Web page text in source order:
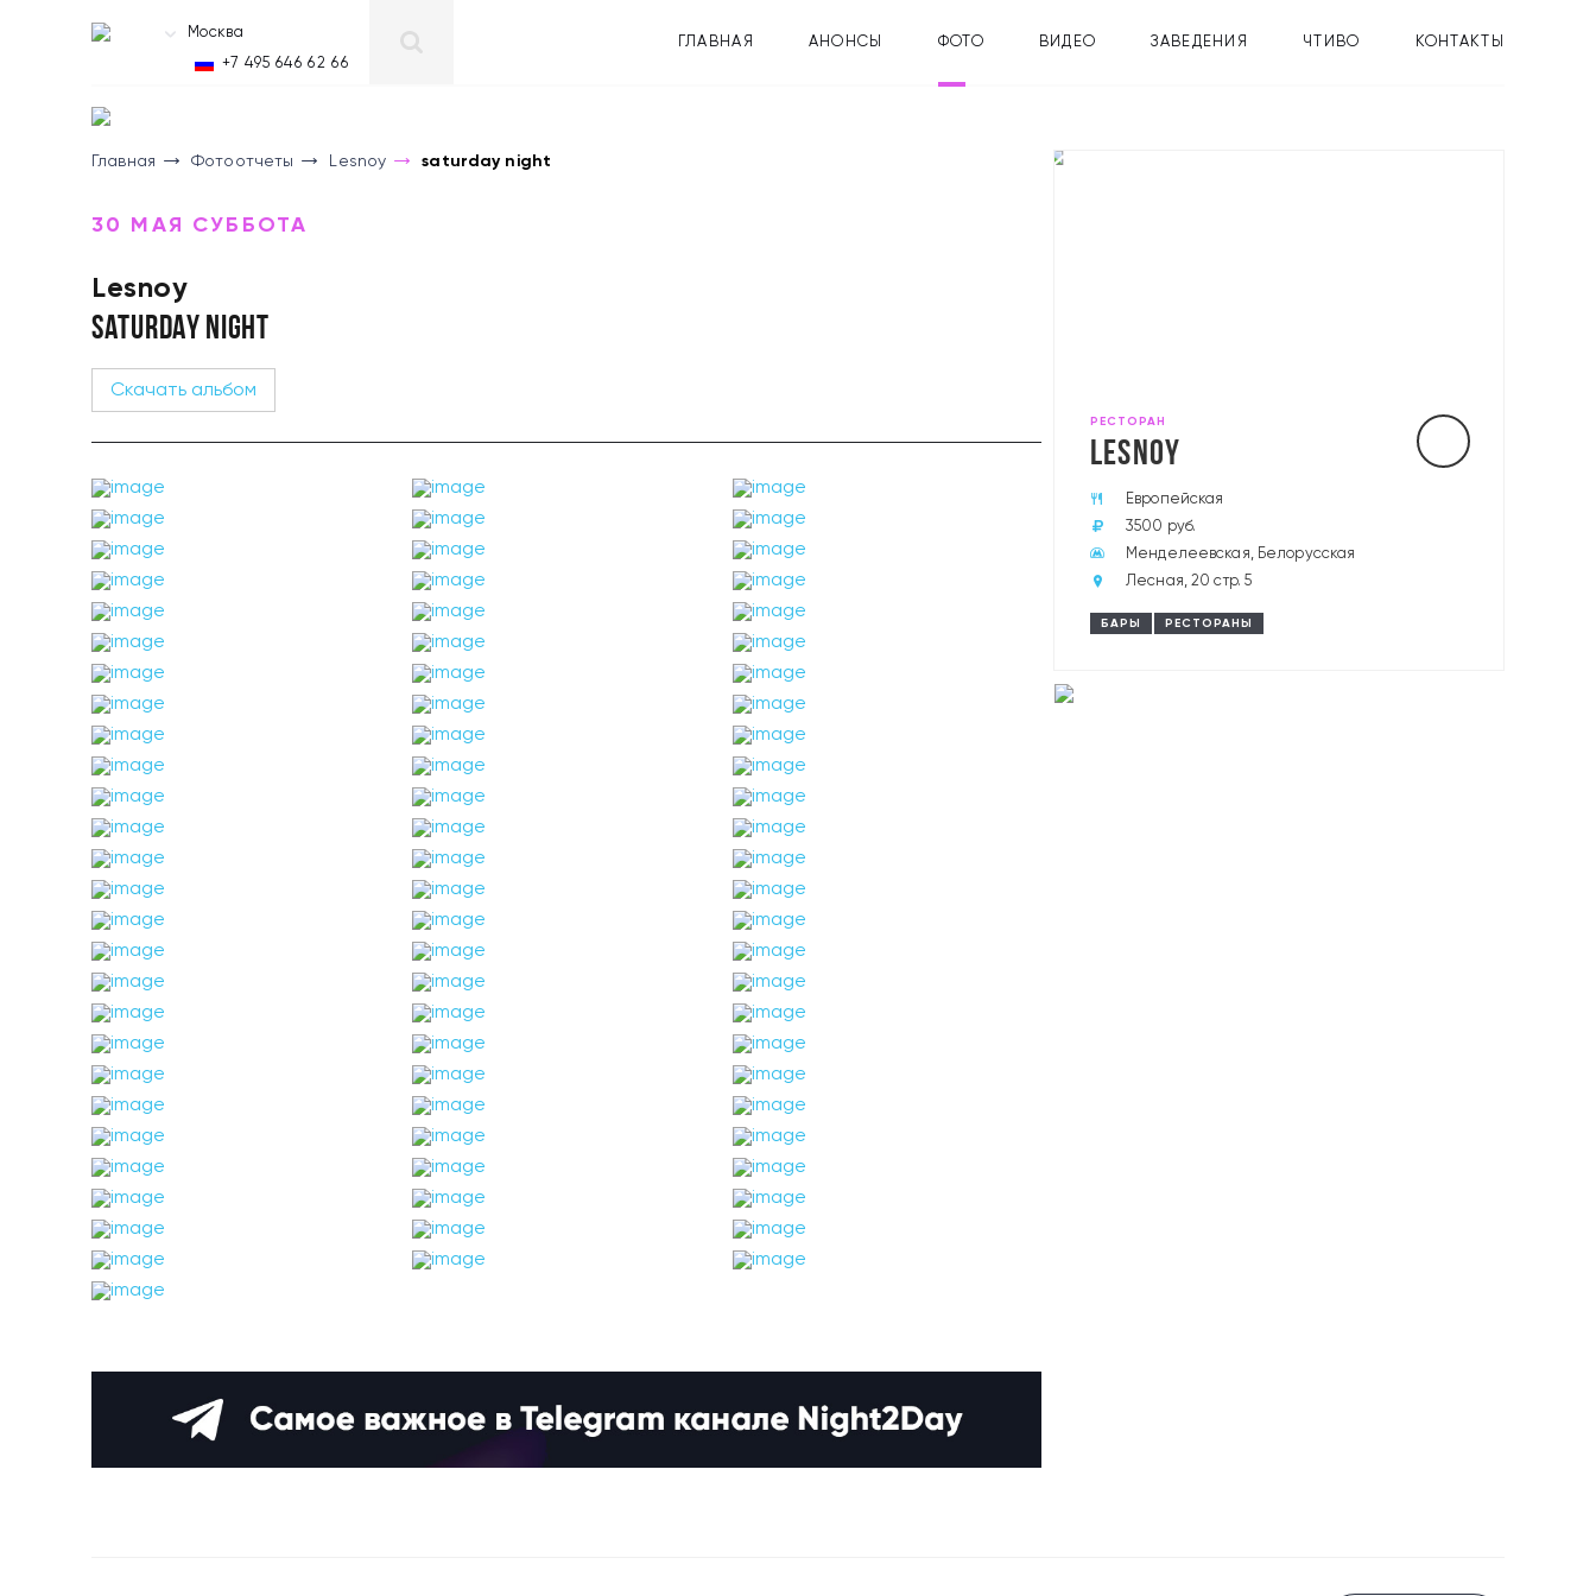
Москва
+7 495 646 62 66
ГЛАВНАЯ АНОНСЫ ФОТО ВИДЕО ЗАВЕДЕНИЯ ЧТИВО КОНТАКТЫ
Главная Фотоотчеты Lesnoy saturday night
30 МАЯ СУББОТА
Lesnoy
SATURDAY NIGHT
Скачать альбом
РЕСТОРАН
LESNOY
Европейская
3500 руб.
Менделеевская, Белорусская
Лесная, 20 стр. 5
БАРЫ РЕСТОРАНЫ